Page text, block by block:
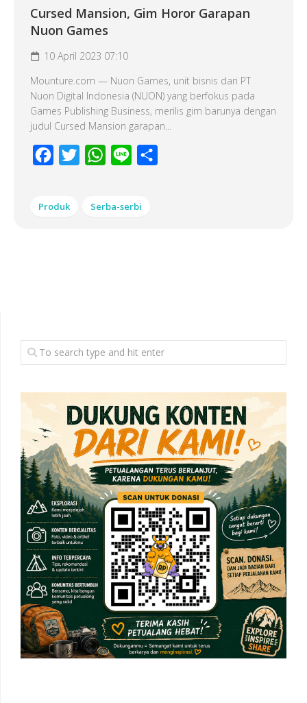
Cursed Mansion, Gim Horor Garapan
Nuon Games
10 April 2023 07:10
Mounture.com — Nuon Games, unit bisnis dari PT
Nuon Digital Indonesia (NUON) yang berfokus pada
Games Publishing Business, merilis gim barunya dengan
judul Cursed Mansion garapan...
Facebook
Twitter WhatsApp
Line
Produk Serba-serbi